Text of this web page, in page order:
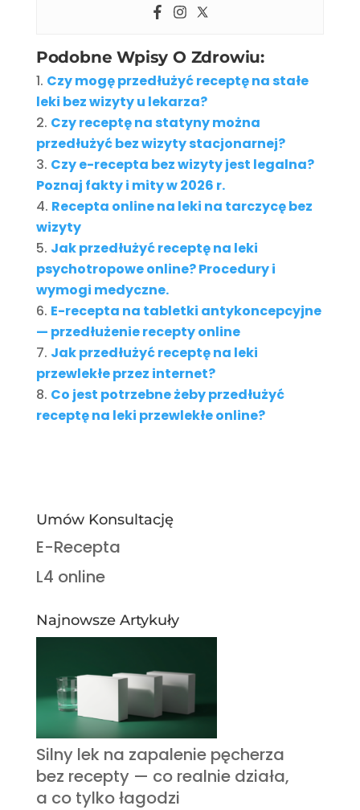
Podobne Wpisy O Zdrowiu:
Czy mogę przedłużyć receptę na stałe
leki bez wizyty u lekarza?
Czy receptę na statyny można
przedłużyć bez wizyty stacjonarnej?
Czy e-recepta bez wizyty jest legalna?
Poznaj fakty i mity w 2026 r.
Recepta online na leki na tarczycę bez
wizyty
Jak przedłużyć receptę na leki
psychotropowe online? Procedury i
wymogi medyczne.
E-recepta na tabletki antykoncepcyjne
— przedłużenie recepty online
Jak przedłużyć receptę na leki
przewlekłe przez internet?
Co jest potrzebne żeby przedłużyć
receptę na leki przewlekłe online?
Umów Konsultację
E-Recepta
L4 online
Najnowsze Artykuły
Silny lek na zapalenie pęcherza
bez recepty — co realnie działa,
a co tylko łagodzi